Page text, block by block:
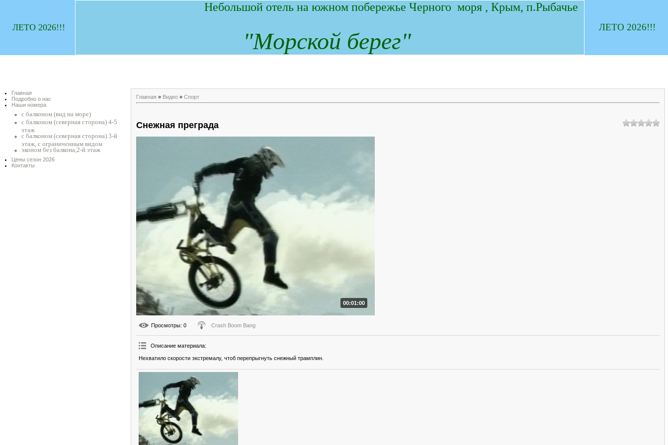
ЛЕТО 2026!!!
Небольшой отель на южном побережье Черного моря , Крым, п.Рыбачье
"Морской берег"
ЛЕТО 2026!!!
Главная
Подробно о нас
Наши номера
с балконом (вид на море)
с балконом (северная сторона) 4-5
этаж
с балконом (северная сторона) 3-й
этаж, с ограниченным видом
эконом без балкона,2-й этаж
Цены сезон 2026
Контакты
Главная » Видео » Спорт
Снежная преграда
00:01:00
Просмотры: 0 Crash Boom Bang
Описание материала:
Нехватило скорости экстремалу, чтоб перепрыгнуть снежный трамплин.